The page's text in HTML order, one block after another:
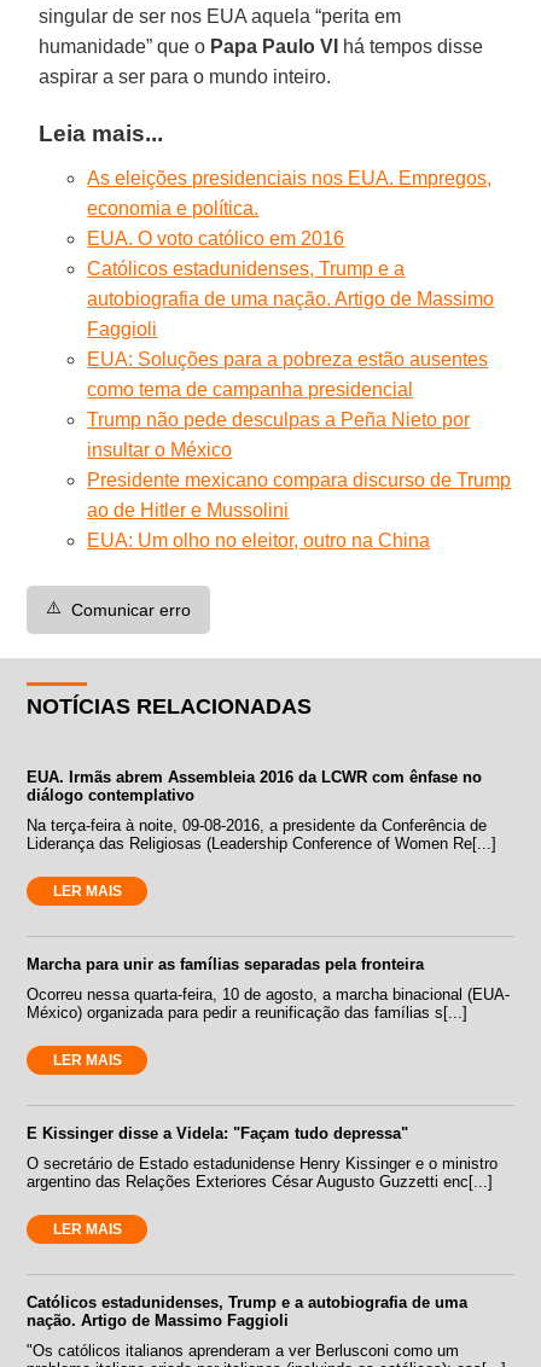
singular de ser nos EUA aquela “perita em
humanidade” que o Papa Paulo VI há tempos disse
aspirar a ser para o mundo inteiro.
Leia mais...
As eleições presidenciais nos EUA. Empregos,
economia e política.
EUA. O voto católico em 2016
Católicos estadunidenses, Trump e a
autobiografia de uma nação. Artigo de Massimo
Faggioli
EUA: Soluções para a pobreza estão ausentes
como tema de campanha presidencial
Trump não pede desculpas a Peña Nieto por
insultar o México
Presidente mexicano compara discurso de Trump
ao de Hitler e Mussolini
EUA: Um olho no eleitor, outro na China
⚠️ Comunicar erro
NOTÍCIAS RELACIONADAS
EUA. Irmãs abrem Assembleia 2016 da LCWR com ênfase no
diálogo contemplativo
Na terça-feira à noite, 09-08-2016, a presidente da Conferência de
Liderança das Religiosas (Leadership Conference of Women Re[...]
LER MAIS
Marcha para unir as famílias separadas pela fronteira
Ocorreu nessa quarta-feira, 10 de agosto, a marcha binacional (EUA-
México) organizada para pedir a reunificação das famílias s[...]
LER MAIS
E Kissinger disse a Videla: "Façam tudo depressa"
O secretário de Estado estadunidense Henry Kissinger e o ministro
argentino das Relações Exteriores César Augusto Guzzetti enc[...]
LER MAIS
Católicos estadunidenses, Trump e a autobiografia de uma
nação. Artigo de Massimo Faggioli
"Os católicos italianos aprenderam a ver Berlusconi como um